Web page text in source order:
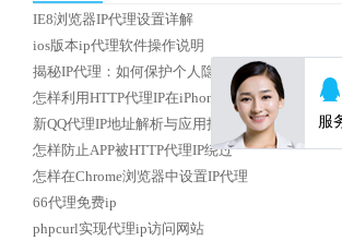
IE8浏览器IP代理设置详解
ios版本ip代理软件操作说明
揭秘IP代理：如何保护个人隐私安全？
怎样利用HTTP代理IP在iPhone上实现校园网络访问
新QQ代理IP地址解析与应用指南
怎样防止APP被HTTP代理IP绕过
怎样在Chrome浏览器中设置IP代理
66代理免费ip
phpcurl实现代理ip访问网站